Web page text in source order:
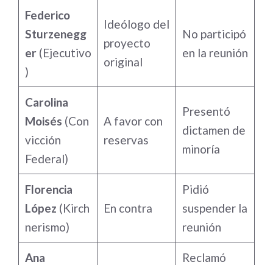
Federico
Sturzenegg
er(Ejecutivo
)
Ideólogo del
proyecto
original
No participó
en la reunión
Carolina
Moisés (Con
vicción
Federal)
A favor con
reservas
Presentó
dictamen de
minoría
Florencia
López (Kirch
nerismo)
En contra
Pidió
suspender la
reunión
Ana
Reclamó